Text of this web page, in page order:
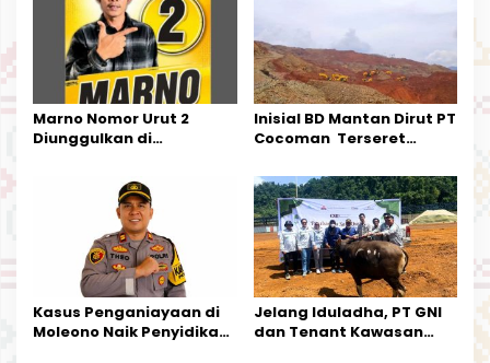
s
Marno Nomor Urut 2
Diunggulkan di
Kesederhanaannya Jadi
Harapan Warga
Inisial BD Mantan Dirut PT
Cocoman Terseret
Tata Kelola Tambang
Kalimantan Barat
Kasus Penganiayaan di
Moleono Naik Penyidikan,
Jelang Iduladha, PT GNI
dan Tenant Kawasan